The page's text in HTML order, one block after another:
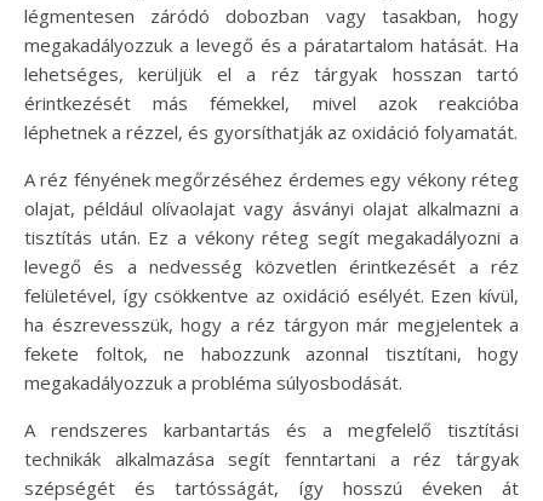
légmentesen záródó dobozban vagy tasakban, hogy
megakadályozzuk a levegő és a páratartalom hatását. Ha
lehetséges, kerüljük el a réz tárgyak hosszan tartó
érintkezését más fémekkel, mivel azok reakcióba
léphetnek a rézzel, és gyorsíthatják az oxidáció folyamatát.
A réz fényének megőrzéséhez érdemes egy vékony réteg
olajat, például olívaolajat vagy ásványi olajat alkalmazni a
tisztítás után. Ez a vékony réteg segít megakadályozni a
levegő és a nedvesség közvetlen érintkezését a réz
felületével, így csökkentve az oxidáció esélyét. Ezen kívül,
ha észrevesszük, hogy a réz tárgyon már megjelentek a
fekete foltok, ne habozzunk azonnal tisztítani, hogy
megakadályozzuk a probléma súlyosbodását.
A rendszeres karbantartás és a megfelelő tisztítási
technikák alkalmazása segít fenntartani a réz tárgyak
szépségét és tartósságát, így hosszú éveken át